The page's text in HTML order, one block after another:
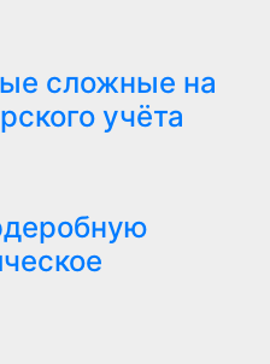
сложные на
учёта